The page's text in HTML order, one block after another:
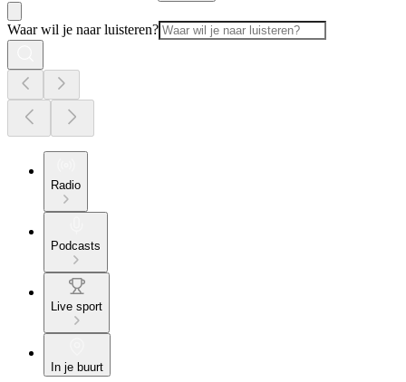
Waar wil je naar luisteren?
Radio
Podcasts
Live sport
In je buurt